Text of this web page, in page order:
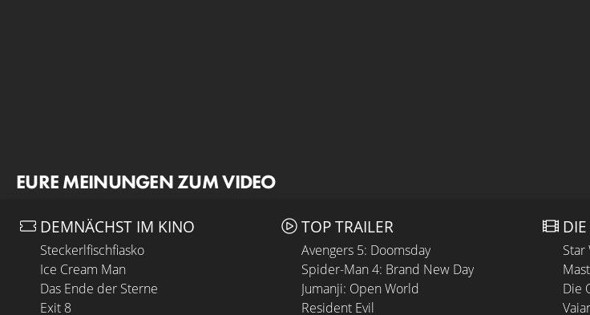
EURE MEINUNGEN ZUM VIDEO
DEMNÄCHST IM KINO
Steckerlfischfiasko
Ice Cream Man
Das Ende der Sterne
Exit 8
TOP TRAILER
Avengers 5: Doomsday
Spider-Man 4: Brand New Day
Jumanji: Open World
Resident Evil
Star
Die